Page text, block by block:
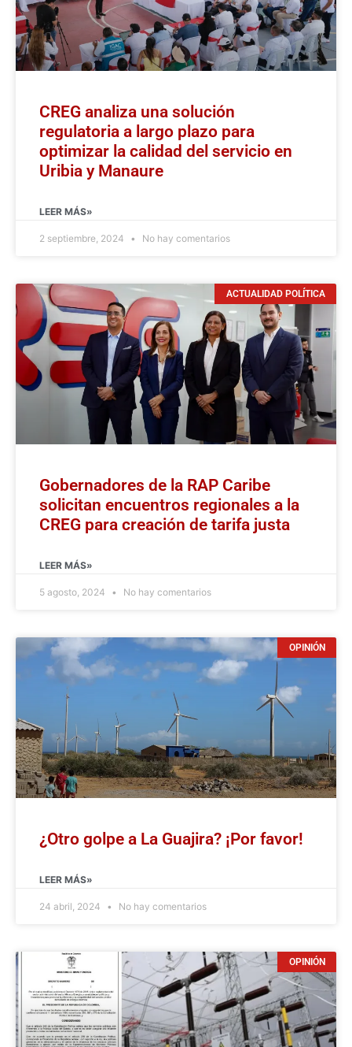
CREG analiza una solución
regulatoria a largo plazo para
optimizar la calidad del servicio en
Uribia y Manaure
LEER MÁS»
2 septiembre, 2024 No hay comentarios
ACTUALIDAD POLÍTICA
Gobernadores de la RAP Caribe
solicitan encuentros regionales a la
CREG para creación de tarifa justa
LEER MÁS»
5 agosto, 2024 No hay comentarios
OPINIÓN
¿Otro golpe a La Guajira? ¡Por favor!
LEER MÁS»
24 abril, 2024 No hay comentarios
OPINIÓN